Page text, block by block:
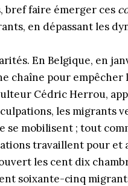
bref faire émerger ces
en dépassant les
En Belgique, en
chaîne pour empêcher
Cédric Herrou,
les migrants
mobilisent ; tout
travaillent pour et
les cent dix
soixante-cinq